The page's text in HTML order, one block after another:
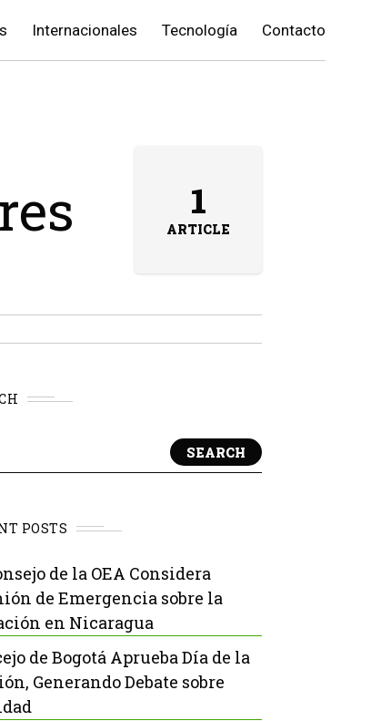
Internacionales Tecnología Contacto
1
ARTICLE
SEARCH
POSTS
de la OEA Considera
de Emergencia sobre la
en Nicaragua
de Bogotá Aprueba Día de la
Generando Debate sobre